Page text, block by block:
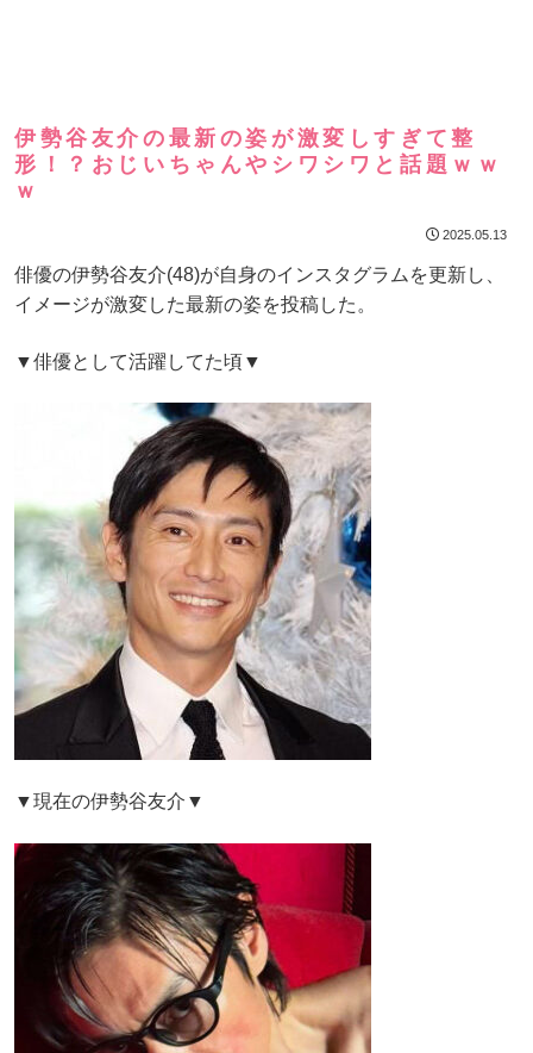
伊勢谷友介の最新の姿が激変しすぎて整
形！？おじいちゃんやシワシワと話題ｗｗ
ｗ
2025.05.13
俳優の伊勢谷友介(48)が自身のインスタグラムを更新し、
イメージが激変した最新の姿を投稿した。
▼俳優として活躍してた頃▼
▼現在の伊勢谷友介▼